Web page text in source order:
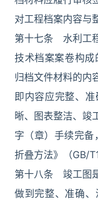
对工程档案内容与
第十七条 水利工
技术档案案卷构成
归档文件材料的内
即内容应完整、
晰、图表整洁、竣
字（章）手续完
折叠方法》（GB/
第十八条 竣工图
做到完整、准确